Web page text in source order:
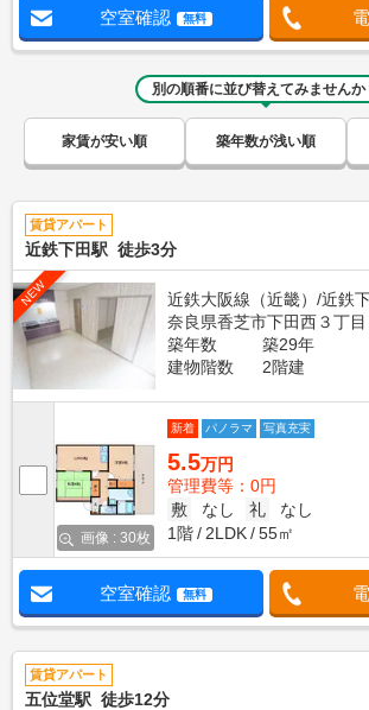
空室確認 無料
別の順番に並び替えてみませんか
家賃が安い順 築年数が浅い順
賃貸アパート
近鉄下田駅 徒歩3分
NEW
近鉄大阪線（近畿）/近鉄
奈良県香芝市下田西３丁目
築年数
築29年
建物階数
2階建
画像 : 30枚
新着 パノラマ 写真充実
5.5万円
管理費等：0円
敷
なし 礼
なし
1階
2LDK 55㎡
空室確認 無料
賃貸アパート
五位堂駅 徒歩12分